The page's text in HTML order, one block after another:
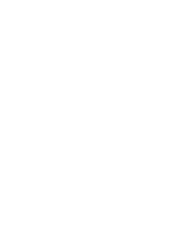
psicólogo e
do ouvido com